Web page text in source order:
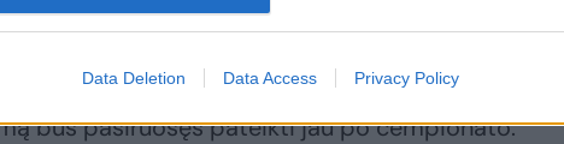
Data Deletion Data Access Privacy Policy
Slovėniją.
sureikšminti neskuba. Treneris pagrindinį
bus pasiruošęs pateikti jau po čempionato.